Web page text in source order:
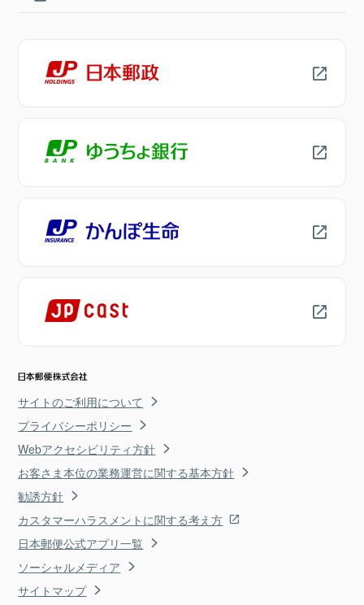
サイトのご利用について
プライバシーポリシー
Webアクセシビリティ方針
お客さま本位の業務運営に関する基本方針
勧誘方針
カスタマーハラスメントに関する考え方
日本郵便公式アプリ一覧
ソーシャルメディア
サイトマップ